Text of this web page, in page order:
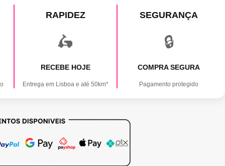
RAPIDEZ
🛵
RECEBE HOJE
Entrega em Lisboa e até 50km*
SEGURANÇA
🔒
COMPRA SEGURA
Pagamento protegido